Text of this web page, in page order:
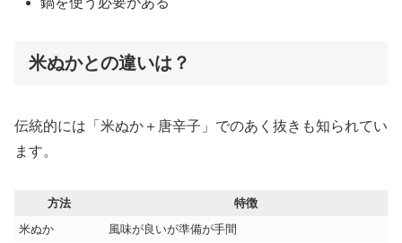
米ぬかとの違いは？
伝統的には「米ぬか＋唐辛子」でのあく抜きも知られてい
ます。
方法
特徴
米ぬか
風味が良いが準備が手間